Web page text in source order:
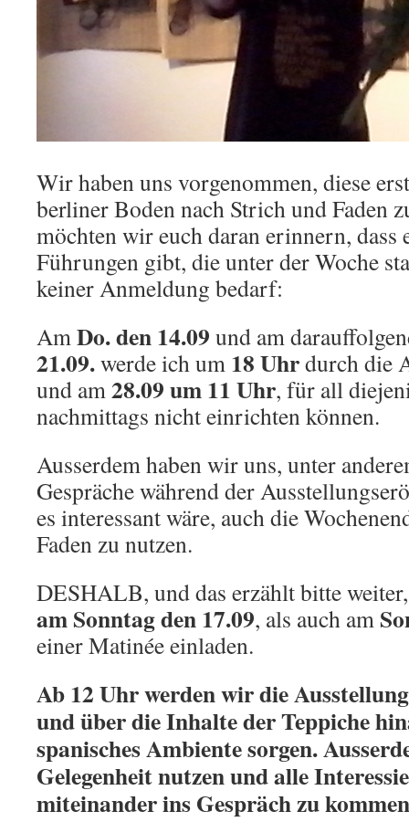
Wir haben uns vorgenommen, diese
berliner Boden nach Strich und Faden
möchten wir euch daran erinnern, dass
Führungen gibt, die unter der Woche
keiner Anmeldung bedarf:
AmDo. den 14.09 und am
21.09.werde ich um 18 Uhrdurch die
und am28.09 um 11 Uhr, für all
nachmittags nicht einrichten können.
Ausserdem haben wir uns, unter
Gespräche während der
es interessant wäre, auch die
Faden zu nutzen.
DESHALB, und das erzählt bitte
am Sonntag den 17.09, als auch am
einer Matinée einladen.
Ab 12 Uhr werden wir die
und über die Inhalte der Teppiche
spanisches Ambiente sorgen.
Gelegenheit nutzen und alle
miteinander ins Gespräch zu